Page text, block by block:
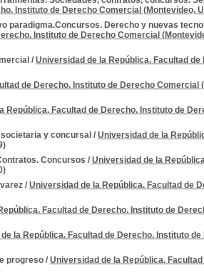
Instituto de Derecho Comercial (Montevideo,
paradigma.Concursos. Derecho y nuevas
Instituto de Derecho Comercial
/ Universidad de la República. Facultad de
de Derecho. Instituto de Derecho Comercial
República. Facultad de Derecho. Instituto de
y concursal / Universidad de la
Concursos / Universidad de la
/ Universidad de la República. Facultad de
Facultad de Derecho. Instituto de
la República. Facultad de Derecho. Instituto de
progreso/ Universidad de la República.